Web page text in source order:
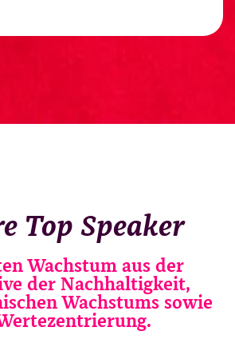
Top Speaker
Wachstum aus der
der Nachhaltigkeit,
Wachstums sowie